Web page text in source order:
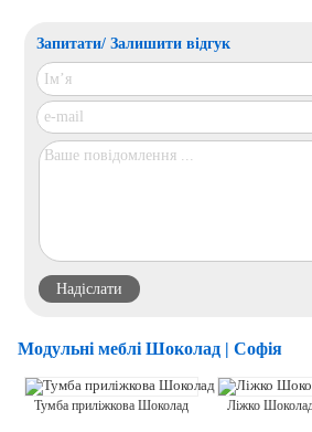
Запитати/ Залишити відгук
Модульні меблі Шоколад | Софія
Тумба приліжкова Шоколад Ліжко